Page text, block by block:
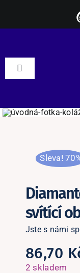
Toggle
Podle motivu
Podle rozměrů
Podle kamínků
Podle skladu
Sleva!
svítící
Jste s námi
86,70
2 skladem